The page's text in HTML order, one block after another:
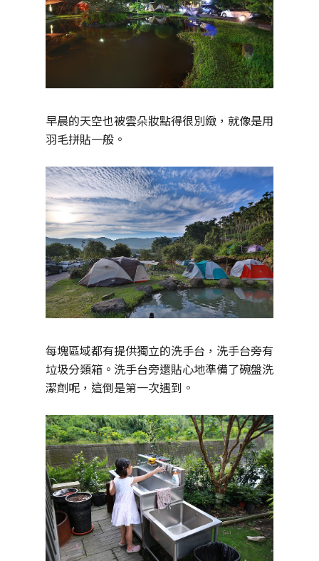
早晨的天空也被雲朵妝點得很別緻，就像是用
羽毛拼貼一般。
每塊區域都有提供獨立的洗手台，洗手台旁有
垃圾分類箱。洗手台旁還貼心地準備了碗盤洗
潔劑呢，這倒是第一次遇到。